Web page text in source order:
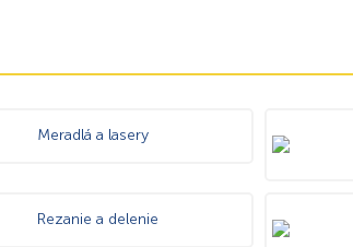
Meradlá a lasery
Rezanie a delenie